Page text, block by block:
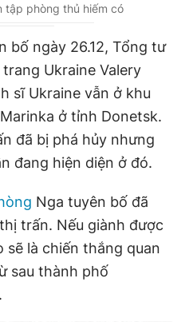
tập phòng thủ hiếm có
bố ngày 26.12, Tổng tư
Ukraine Valery
sĩ Ukraine vẫn ở khu
ở tỉnh Donetsk.
đã bị phá hủy nhưng
đang hiện diện ở đó.
Nga tuyên bố đã
trấn. Nếu giành được
sẽ là chiến thắng quan
sau thành phố